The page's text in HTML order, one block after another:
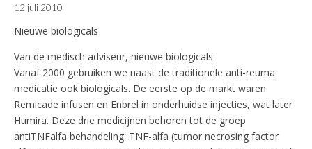
12 juli 2010
Nieuwe biologicals
Van de medisch adviseur, nieuwe biologicals
Vanaf 2000 gebruiken we naast de traditionele anti-reuma
medicatie ook biologicals. De eerste op de markt waren
Remicade infusen en Enbrel in onderhuidse injecties, wat later
Humira. Deze drie medicijnen behoren tot de groep
antiTNFalfa behandeling. TNF-alfa (tumor necrosing factor